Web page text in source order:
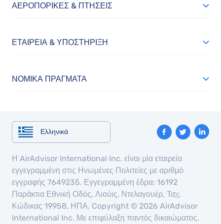
ΑΕΡΟΠΟΡΙΚΈΣ & ΠΤΉΣΕΙΣ
ΕΤΑΙΡΕΊΑ & ΥΠΟΣΤΉΡΙΞΗ
ΝΟΜΙΚΆ ΠΡΆΓΜΑΤΑ
Ελληνικά
Η AirAdvisor International Inc. είναι μία εταιρεία
εγγεγραμμένη στις Ηνωμένες Πολιτείες με αριθμό
εγγραφής 7649235. Εγγεγραμμένη έδρα: 16192
Παράκτια Εθνική Οδός, Λιούις, Ντελαγουέρ, Ταχ.
Κώδικας 19958, ΗΠΑ. Copyright © 2026 AirAdvisor
International Inc. Με επιφύλαξη παντός δικαιώματος.